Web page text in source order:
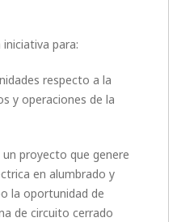
para:
respecto a la
y operaciones de la
proyecto que genere
en alumbrado y
la oportunidad de
de circuito cerrado